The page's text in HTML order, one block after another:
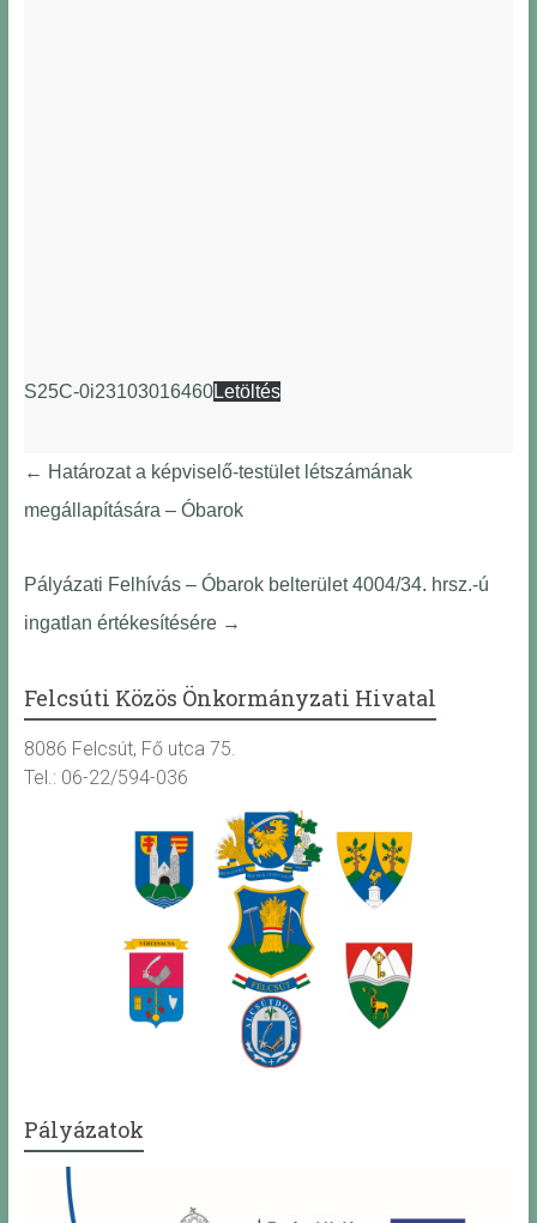
S25C-0i23103016460Letöltés
← Határozat a képviselő-testület létszámának
megállapítására – Óbarok
Pályázati Felhívás – Óbarok belterület 4004/34. hrsz.-ú
ingatlan értékesítésére →
Felcsúti Közös Önkormányzati Hivatal
8086 Felcsút, Fő utca 75.
Tel.: 06-22/594-036
Pályázatok